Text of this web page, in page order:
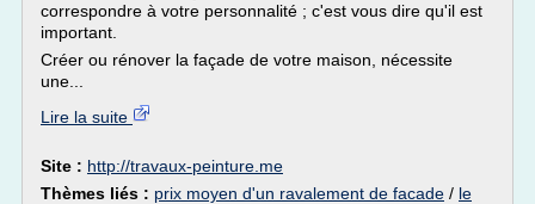
correspondre à votre personnalité ; c'est vous dire qu'il est
important.
Créer ou rénover la façade de votre maison, nécessite
une...
Lire la suite
Site : http://travaux-peinture.me
Thèmes liés : prix moyen d'un ravalement de facade / le